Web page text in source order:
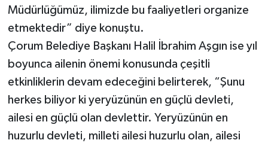
Müdürlüğümüz, ilimizde bu faaliyetleri organize
etmektedir” diye konuştu.
Çorum Belediye Başkanı Halil İbrahim Aşgın ise yıl
boyunca ailenin önemi konusunda çeşitli
etkinliklerin devam edeceğini belirterek, “Şunu
herkes biliyor ki yeryüzünün en güçlü devleti,
ailesi en güçlü olan devlettir. Yeryüzünün en
huzurlu devleti, milleti ailesi huzurlu olan, ailesi